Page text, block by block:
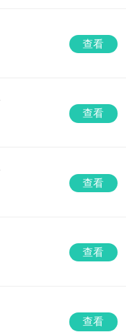
查看
查看
查看
查看
查看